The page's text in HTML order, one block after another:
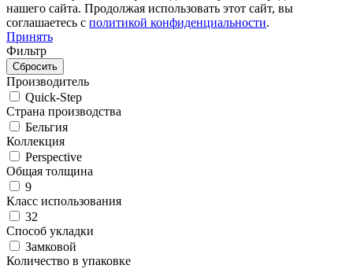
нашего сайта. Продолжая использовать этот сайт, вы
соглашаетесь c политикой конфиденциальности.
Принять
Фильтр
Производитель
Quick-Step
Страна производства
Бельгия
Коллекция
Perspective
Общая толщина
9
Класс использования
32
Способ укладки
Замковой
Количество в упаковке